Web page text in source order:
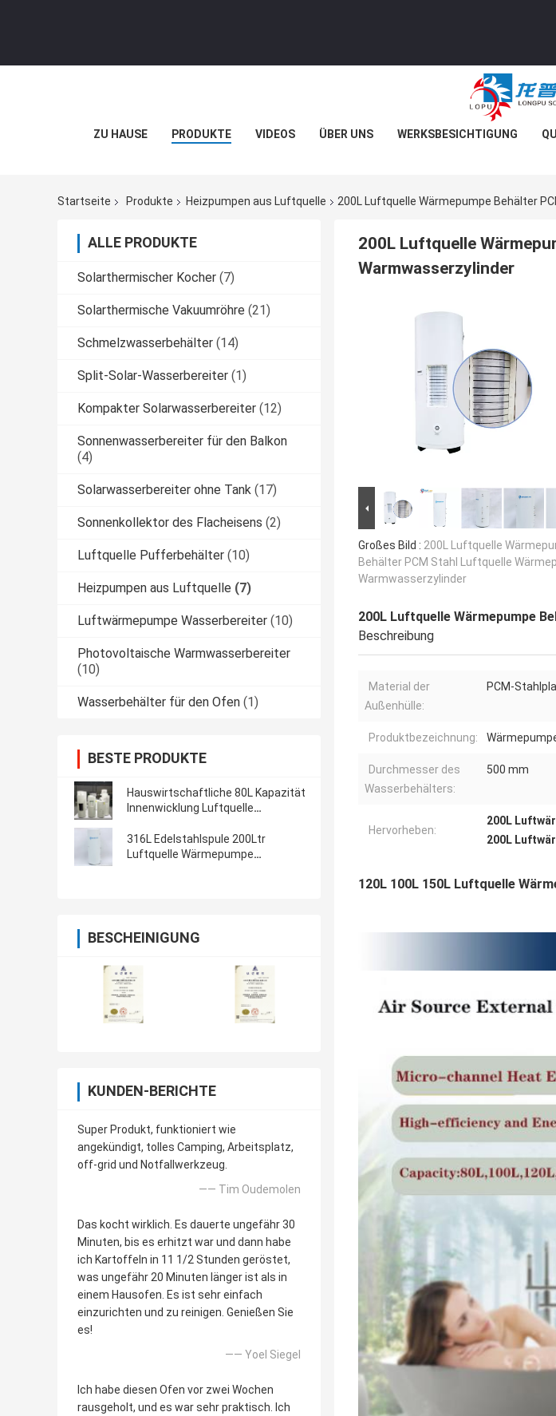
ZU HAUSE PRODUKTE VIDEOS ÜBER UNS WERKSBESICHTIGUNG
Startseite Produkte Heizpumpen aus Luftquelle 200L Luftquelle Wärmepumpe Behälter
ALLE PRODUKTE
Solarthermischer Kocher (7)
Solarthermische Vakuumröhre (21)
Schmelzwasserbehälter (14)
Split-Solar-Wasserbereiter (1)
Kompakter Solarwasserbereiter (12)
Sonnenwasserbereiter für den Balkon
(4)
Solarwasserbereiter ohne Tank (17)
Sonnenkollektor des Flacheisens (2)
Luftquelle Pufferbehälter (10)
Heizpumpen aus Luftquelle (7)
Luftwärmepumpe Wasserbereiter (10)
Photovoltaische Warmwasserbereiter
(10)
Wasserbehälter für den Ofen (1)
BESTE PRODUKTE
Hauswirtschaftliche 80L Kapazität
Innenwicklung Luftquelle
aus Emailleisenplatte
316L Edelstahlspule 200Ltr
Luftquelle Wärmepumpe
BESCHEINIGUNG
KUNDEN-BERICHTE
Super Produkt, funktioniert wie
angekündigt, tolles Camping, Arbeitsplatz,
off-grid und Notfallwerkzeug.
—— Tim Oudemolen
Das kocht wirklich. Es dauerte ungefähr 30
Minuten, bis es erhitzt war und dann habe
ich Kartoffeln in 11 1/2 Stunden geröstet,
was ungefähr 20 Minuten länger ist als in
einem Hausofen. Es ist sehr einfach
einzurichten und zu reinigen. Genießen Sie
es!
—— Yoel Siegel
Ich habe diesen Ofen vor zwei Wochen
rausgeholt, und es war sehr praktisch. Ich
200L Luftquelle
Warmwasserzylinder
Großes Bild : 200L Luftquelle
Behälter PCM Stahl Luftquelle
Warmwasserzylinder
200L Luftquelle Wärmepumpe
Beschreibung
Material der
Außenhülle:
PCM-
Produktbezeichnung:
Durchmesser des
Wasserbehälters:
500 mm
Hervorheben:
200L
200L
120L 100L 150L Luftquelle